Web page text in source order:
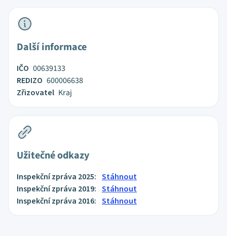
Další informace
IČO 00639133
REDIZO 600006638
Zřizovatel Kraj
Užitečné odkazy
Inspekční zpráva 2025: Stáhnout
Inspekční zpráva 2019: Stáhnout
Inspekční zpráva 2016: Stáhnout